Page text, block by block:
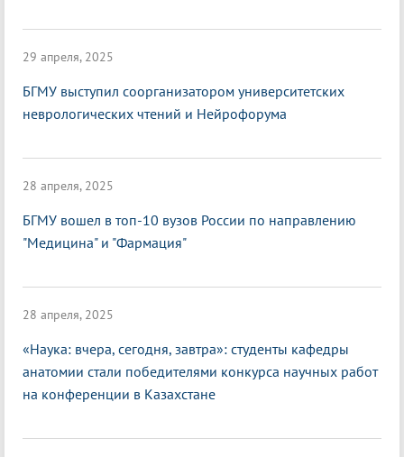
29 апреля, 2025
БГМУ выступил соорганизатором университетских
неврологических чтений и Нейрофорума
28 апреля, 2025
БГМУ вошел в топ-10 вузов России по направлению
"Медицина" и "Фармация"
28 апреля, 2025
«Наука: вчера, сегодня, завтра»: студенты кафедры
анатомии стали победителями конкурса научных работ
на конференции в Казахстане